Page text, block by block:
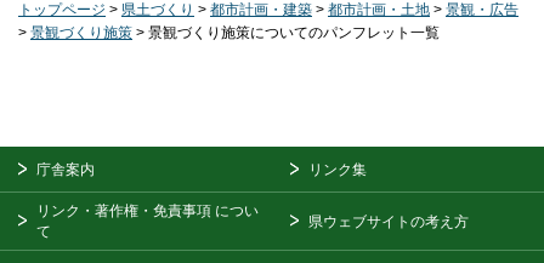
トップページ > 県土づくり > 都市計画・建築 > 都市計画・土地 > 景観・広告
> 景観づくり施策 > 景観づくり施策についてのパンフレット一覧
庁舎案内 リンク集
リンク・著作権・免責事項 につい
て
県ウェブサイトの考え方